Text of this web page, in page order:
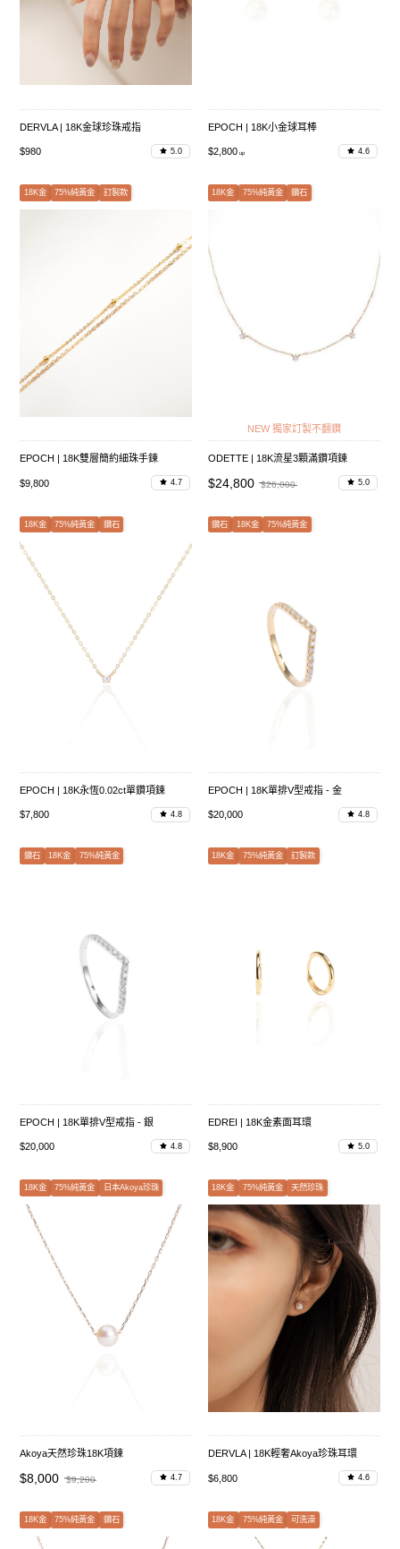
DERVLA | 18K金球珍珠戒指
$980 5.0
EPOCH | 18K小金球耳棒
$2,800 4.6
18K金 75%純黃金 訂製款
EPOCH | 18K雙層簡約細珠手鍊
$9,800 4.7
18K金 75%純黃金 鑽石
NEW 獨家訂製不翻鑽
ODETTE | 18K流星3顆滿鑽項鍊
$24,800 $26,000 5.0
18K金 75%純黃金 鑽石
EPOCH | 18K永恆0.02ct單鑽項鍊
$7,800 4.8
鑽石 18K金 75%純黃金
EPOCH | 18K單排V型戒指 - 金
$20,000 4.8
鑽石 18K金 75%純黃金
EPOCH | 18K單排V型戒指 - 銀
$20,000 4.8
18K金 75%純黃金 訂製款
EDREI | 18K金素面耳環
$8,900 5.0
18K金 75%純黃金 日本Akoya珍珠
Akoya天然珍珠18K項鍊
$8,000 $9,200 4.7
18K金 75%純黃金 天然珍珠
DERVLA | 18K輕奢Akoya珍珠耳環
$6,800 4.6
18K金 75%純黃金 鑽石 18K金 75%純黃金 可洗澡